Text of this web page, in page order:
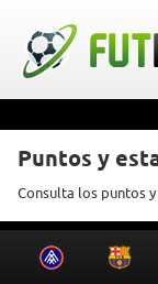
Puntos y
Consulta los puntos